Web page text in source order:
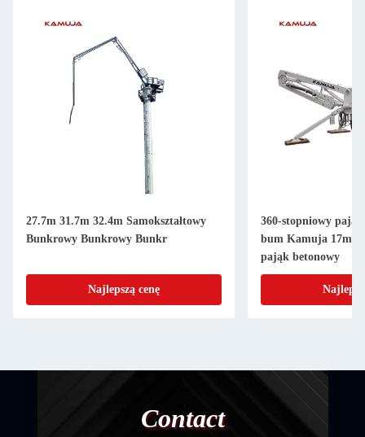
27.7m 31.7m 32.4m Samokształtowy
Bunkrowy Bunkrowy Bunkr
Najlepszą cenę
360-stopniowy pająk
bum Kamuja 17m
pająk betonowy
Contact